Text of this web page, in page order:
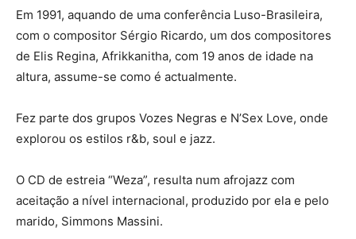
Em 1991, aquando de uma conferência Luso-Brasileira,
com o compositor Sérgio Ricardo, um dos compositores
de Elis Regina, Afrikkanitha, com 19 anos de idade na
altura, assume-se como é actualmente.
Fez parte dos grupos Vozes Negras e N’Sex Love, onde
explorou os estilos r&b, soul e jazz.
O CD de estreia “Weza”, resulta num afrojazz com
aceitação a nível internacional, produzido por ela e pelo
marido, Simmons Massini.